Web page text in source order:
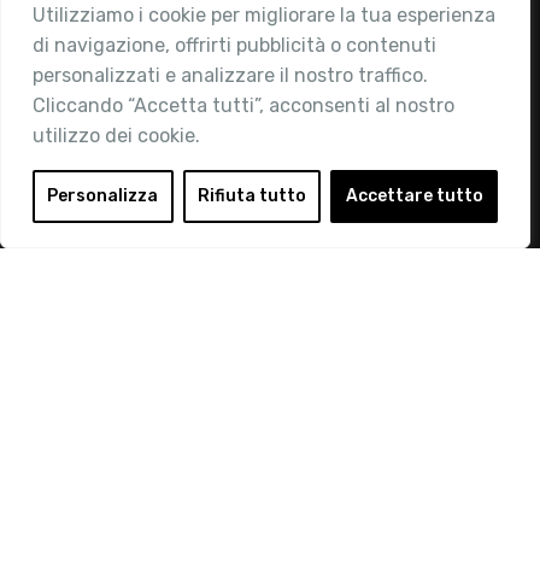
Utilizziamo i cookie per migliorare la tua esperienza
di navigazione, offrirti pubblicità o contenuti
personalizzati e analizzare il nostro traffico.
Cliccando “Accetta tutti”, acconsenti al nostro
utilizzo dei cookie.
Personalizza Rifiuta tutto Accettare tutto
Chi siamo
Attività
Contatti
Area Riservata
Login
Diventa Socio